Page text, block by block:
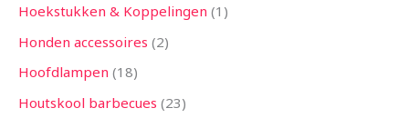
Hoekstukken & Koppelingen 1
Honden accessoires 2
Hoofdlampen 18
Houtskool barbecues 23